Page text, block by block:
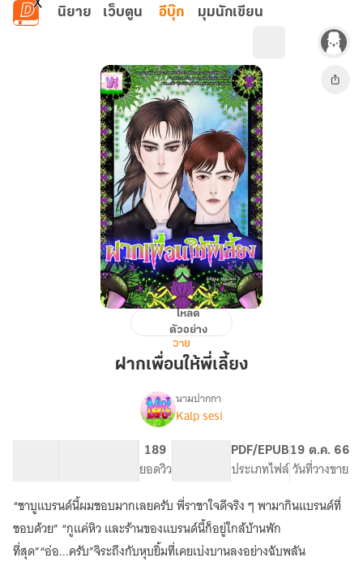
ข้ามไปยังเนื้อหาหลัก
นิยาย เว็บตูน อีบุ๊ก มุมนักเขียน
โหลด
ตัวอย่าง
วาย
ฝากเพื่อนให้พี่เลี้ยง
เรื่อง
เลี้ยง
นามปากกา
Kalp sesi
189
ยอดวิว
PDF/EPUB
ประเภทไฟล์
19 ต.ค. 66
วันที่วางขาย
“ชาบูแบรนด์นี้ผมชอบมากเลยครับ พี่ราชาใจดีจริง ๆ พามากินแบรนด์ที่
ชอบด้วย” “กูแค่หิว และร้านของแบรนด์นี้ก็อยู่ใกล้บ้านพัก
ที่สุด”“อ่อ...ครับ”จิระถึงกับหุบยิ้มที่เคยเบ่งบานลงอย่างฉับพลัน